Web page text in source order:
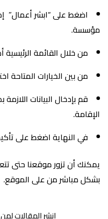
اضغط على “ابشر أعمال”
مؤسسة.
من خلال القائمة الرئيسية
من بين الخيارات المتاحة
قم بإدخال البيانات
الإقامة.
في النهاية اضغط على
يمكنك أن تزور موقعنا حتى
بشكل مباشر من على الموقع.
انشر المقالات